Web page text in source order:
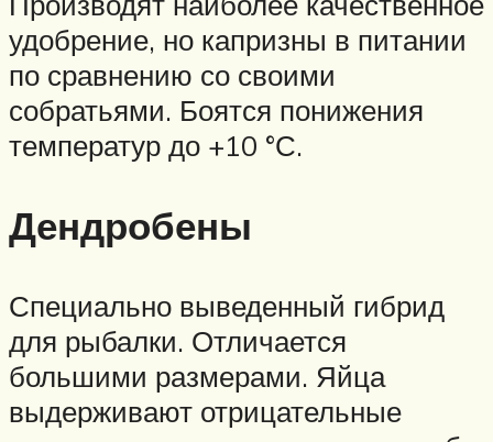
удобрение, но капризны в питании
по сравнению со своими
собратьями. Боятся понижения
температур до +10 °С.
Дендробены
Специально выведенный гибрид
для рыбалки. Отличается
большими размерами. Яйца
выдерживают отрицательные